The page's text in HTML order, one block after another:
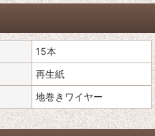
15本
再生紙
地巻きワイヤー